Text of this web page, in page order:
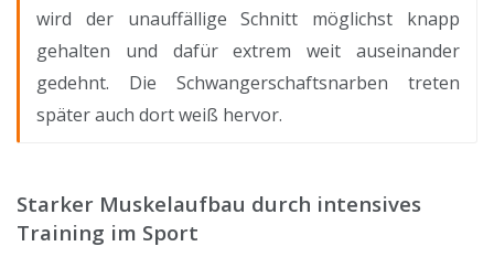
wird der unauffällige Schnitt möglichst knapp
gehalten und dafür extrem weit auseinander
gedehnt. Die Schwangerschaftsnarben treten
später auch dort weiß hervor.
Starker Muskelaufbau durch intensives
Training im Sport